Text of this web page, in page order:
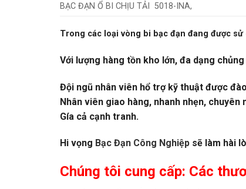
BẠC ĐẠN Ổ BI CHỊU TẢI 5018-INA,
Trong các loại vòng bi bạc đạn đang được
Với lượng hàng tồn kho lớn, đa dạng
Đội ngũ nhân viên hổ trợ kỹ thuật được
Nhân viên giao hàng, nhanh nhẹn, chuyên
Gía cả cạnh tranh.
Hi vọng Bạc Đạn Công Nghiệp sẽ làm hài
Chúng tôi cung cấp: Các